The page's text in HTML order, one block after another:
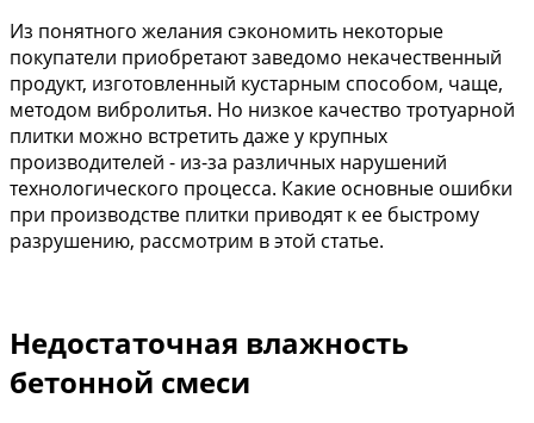
Из понятного желания сэкономить некоторые
покупатели приобретают заведомо некачественный
продукт, изготовленный кустарным способом, чаще,
методом вибролитья. Но низкое качество тротуарной
плитки можно встретить даже у крупных
производителей - из-за различных нарушений
технологического процесса. Какие основные ошибки
при производстве плитки приводят к ее быстрому
разрушению, рассмотрим в этой статье.
Недостаточная влажность
бетонной смеси